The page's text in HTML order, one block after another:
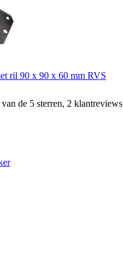
ril 90 x 90 x 60 mm RVS
de 5 sterren, 2 klantreviews